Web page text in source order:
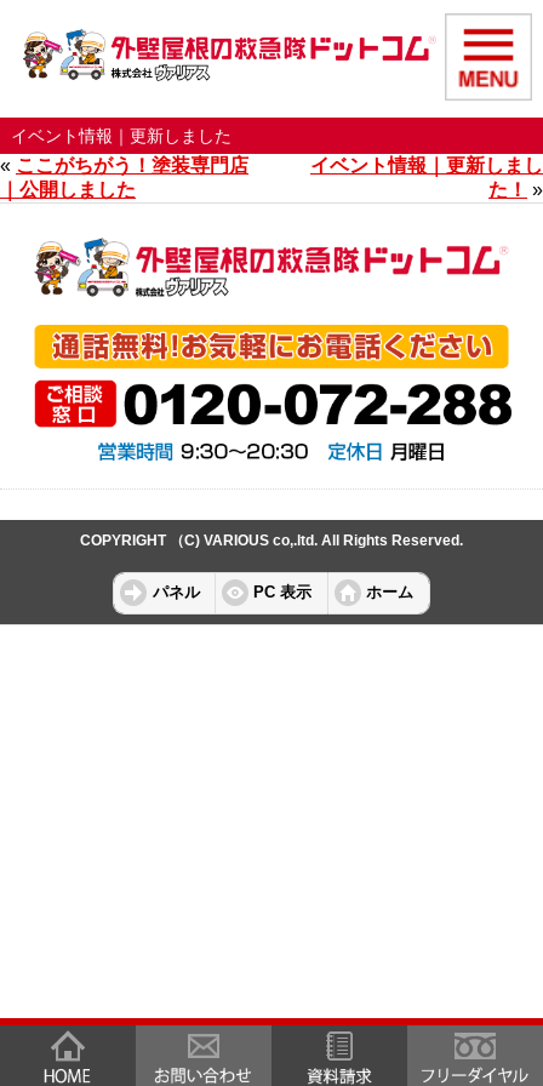
イベント情報｜更新しました
« ここがちがう！塗装専門店
｜公開しました
イベント情報｜更新しまし
た！ »
COPYRIGHT （C) VARIOUS co,.ltd. All Rights Reserved.
パネル PC 表示 ホーム